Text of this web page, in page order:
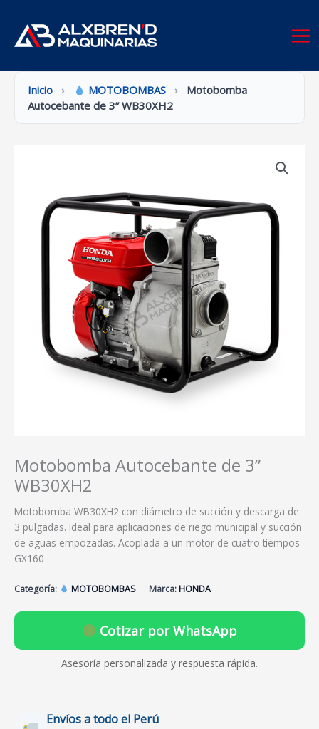
contenido
Inicio › MOTOBOMBAS ›
Motobomba
Autocebante de 3” WB30XH2
Motobomba Autocebante de 3”
WB30XH2
Motobomba WB30XH2 con diámetro de succión y descarga de
3 pulgadas. Ideal para aplicaciones de riego municipal y succión
de aguas empozadas. Acoplada a un motor de cuatro tiempos
GX160
Categoría: MOTOBOMBAS Marca:HONDA
Cotizar por WhatsApp
Asesoría personalizada y respuesta rápida.
Envíos a todo el Perú